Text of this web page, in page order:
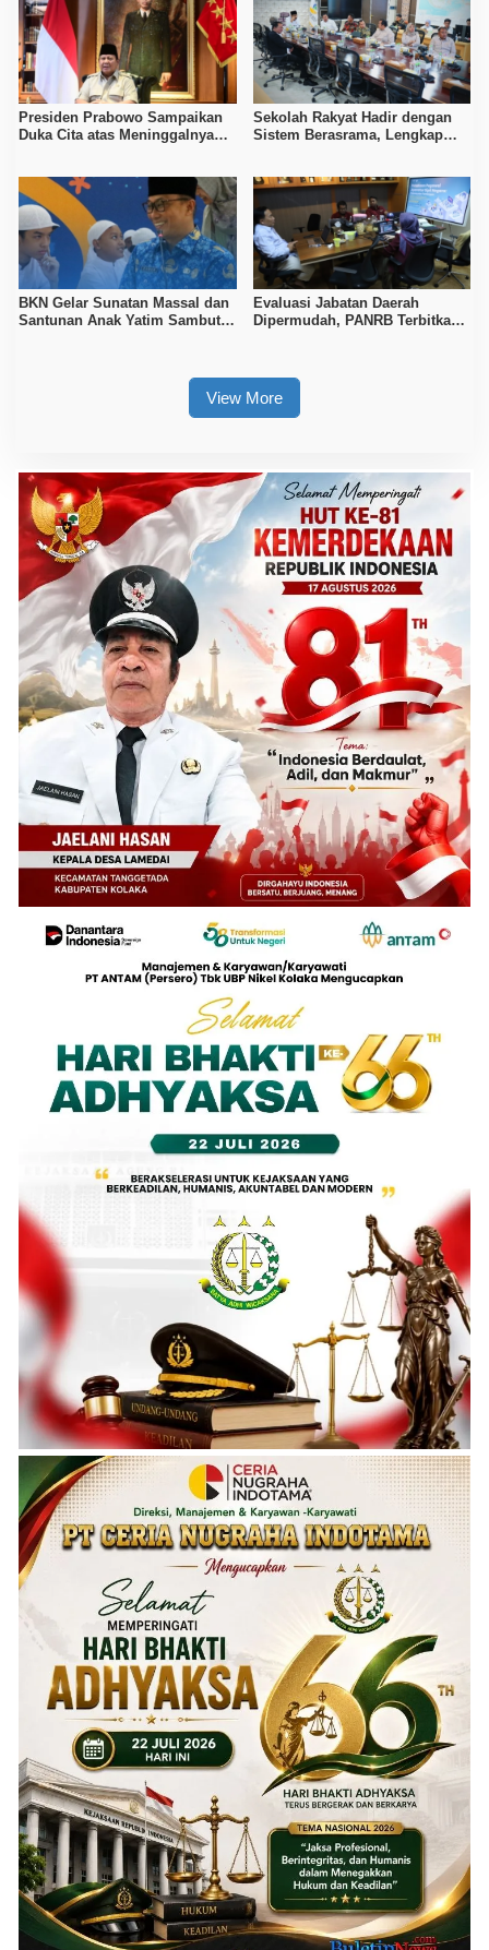
Presiden Prabowo Sampaikan
Duka Cita atas Meninggalnya
Sekolah Rakyat Hadir dengan
Sistem Berasrama, Lengkap
BKN Gelar Sunatan Massal dan
Santunan Anak Yatim Sambut
Evaluasi Jabatan Daerah
Dipermudah, PANRB Terbitkan
View More